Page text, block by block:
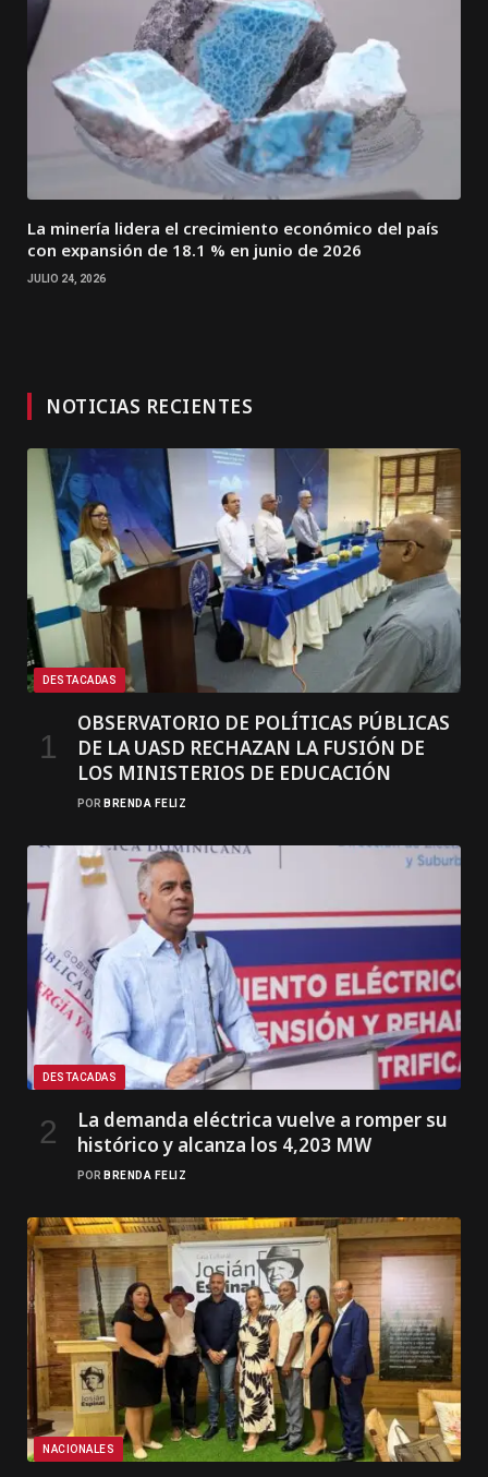
La minería lidera el crecimiento económico del país
con expansión de 18.1 % en junio de 2026
JULIO 24, 2026
NOTICIAS RECIENTES
DESTACADAS
OBSERVATORIO DE POLÍTICAS PÚBLICAS
DE LA UASD RECHAZAN LA FUSIÓN DE
LOS MINISTERIOS DE EDUCACIÓN
POR BRENDA FELIZ
DESTACADAS
La demanda eléctrica vuelve a romper su
histórico y alcanza los 4,203 MW
POR BRENDA FELIZ
NACIONALES